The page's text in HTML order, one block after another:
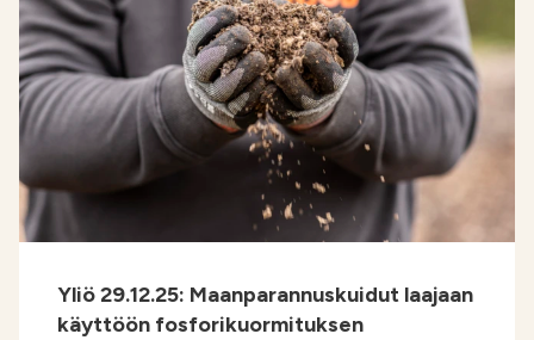
Yliö 29.12.25: Maanparannuskuidut laajaan
käyttöön fosforikuormituksen